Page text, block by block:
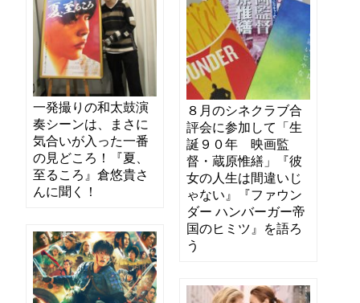
一発撮りの和太鼓演
奏シーンは、まさに
気合いが入った一番
の見どころ！『夏、
至るころ』倉悠貴さ
んに聞く！
８月のシネクラブ合
評会に参加して「生
誕９０年 映画監
督・蔵原惟繕」『彼
女の人生は間違いじ
ゃない』『ファウン
ダー ハンバーガー帝
国のヒミツ』を語ろ
う